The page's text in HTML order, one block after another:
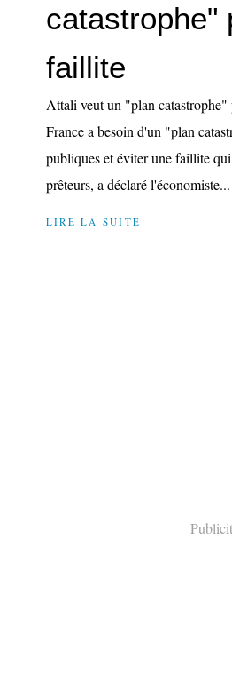
catastrophe"
faillite
Attali veut un "plan
France a besoin d'un "plan
publiques et éviter une faillite
prêteurs, a déclaré l'économiste...
LIRE LA SUITE